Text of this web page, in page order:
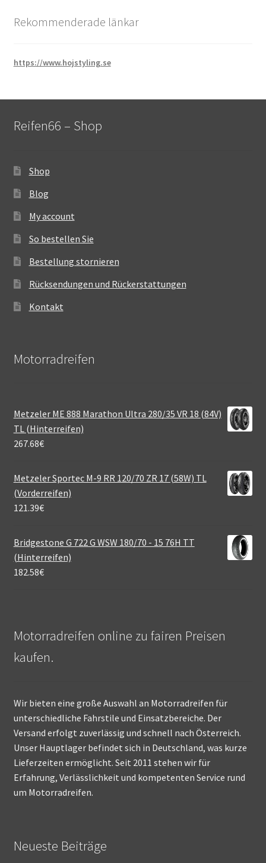
Rekommenderade länkar
https://www.hojstyling.se
Reifen66 – Shop
Shop
Blog
My account
So bestellen Sie
Bestellung stornieren
Rücksendungen und Rückerstattungen
Kontakt
Motorradreifen
Metzeler ME 888 Marathon Ultra 280/35 VR 18 (84V)
TL (Hinterreifen)
267.68€
Metzeler Sportec M-9 RR 120/70 ZR 17 (58W) TL
(Vorderreifen)
121.39€
Bridgestone G 722 G WSW 180/70 - 15 76H TT
(Hinterreifen)
182.58€
Motorradreifen online zu fairen Preisen
kaufen.
Wir bieten eine große Auswahl an Motorradreifen für
unterschiedliche Fahrstile und Einsatzbereiche. Der
Versand erfolgt zuverlässig und schnell nach Österreich.
Unser Hauptlager befindet sich in Deutschland, was kurze
Lieferzeiten ermöglicht. Seit 2011 stehen wir für
Erfahrung, Verlässlichkeit und kompetenten Service rund
um Motorradreifen.
Neueste Beiträge